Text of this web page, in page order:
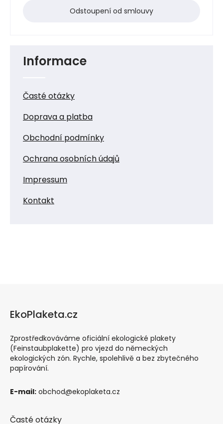
Odstoupení od smlouvy
Informace
Časté otázky
Doprava a platba
Obchodní podmínky
Ochrana osobních údajů
Impressum
Kontakt
EkoPlaketa.cz
Zprostředkováváme oficiální ekologické plakety
(Feinstaubplakette) pro vjezd do německých
ekologických zón. Rychle, spolehlivě a bez zbytečného
papírování.
E-mail: obchod@ekoplaketa.cz
Časté otázky